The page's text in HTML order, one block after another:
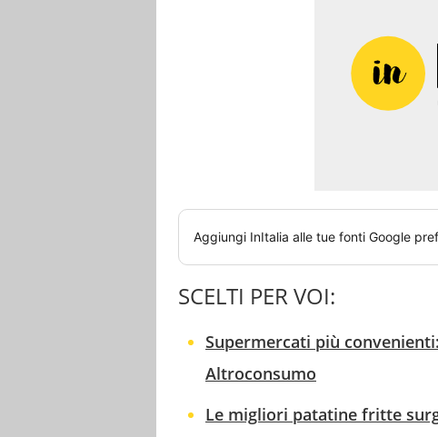
Aggiungi InItalia alle tue fonti Google
SCELTI PER VOI:
Supermercati più
Altroconsumo
Le migliori patatine fritte